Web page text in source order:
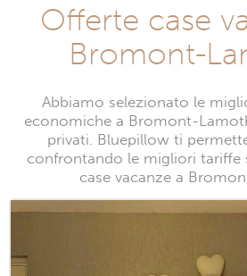
Offerte case
Bromont-
Abbiamo selezionato le
economiche a Bromont-
privati. Bluepillow ti
confrontando le migliori tariffe
case vacanze a